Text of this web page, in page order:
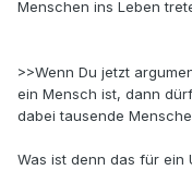
Menschen ins Leben
>>Wenn Du jetzt
ein Mensch ist, dann
dabei tausende
Was ist denn das für ein